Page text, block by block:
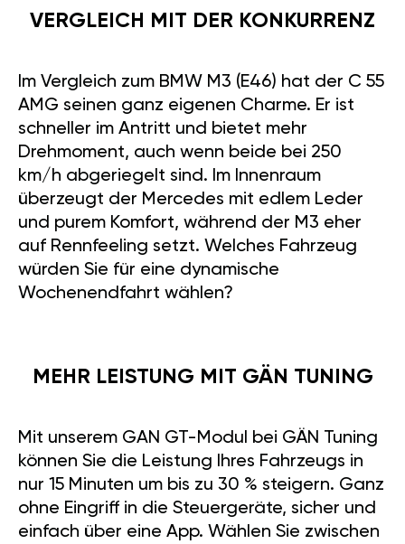
VERGLEICH MIT DER KONKURRENZ
Im Vergleich zum BMW M3 (E46) hat der C 55
AMG seinen ganz eigenen Charme. Er ist
schneller im Antritt und bietet mehr
Drehmoment, auch wenn beide bei 250
km/h abgeriegelt sind. Im Innenraum
überzeugt der Mercedes mit edlem Leder
und purem Komfort, während der M3 eher
auf Rennfeeling setzt. Welches Fahrzeug
würden Sie für eine dynamische
Wochenendfahrt wählen?
MEHR LEISTUNG MIT GÄN TUNING
Mit unserem GAN GT-Modul bei GÄN Tuning
können Sie die Leistung Ihres Fahrzeugs in
nur 15 Minuten um bis zu 30 % steigern. Ganz
ohne Eingriff in die Steuergeräte, sicher und
einfach über eine App. Wählen Sie zwischen
Wir verwenden Cookies um Ihr Einkaufserlebnis zu
verbessern. Indem Sie auf der Seite weitersurfen stimmen
Sie DER COOKIE-NUTZUNG zu.